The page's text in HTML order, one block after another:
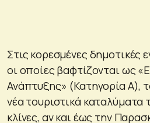
Στις κορεσμένες δημοτικές
οι οποίες βαφτίζονται ως
Ανάπτυξης» (Κατηγορία Α),
νέα τουριστικά καταλύματα
κλίνες, αν και έως την